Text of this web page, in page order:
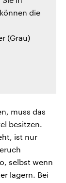
die
(Grau)
muss das
besitzen.
ist nur
selbst wenn
lagern. Bei